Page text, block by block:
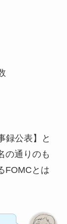
録公表】と
の通りのも
FOMCとは